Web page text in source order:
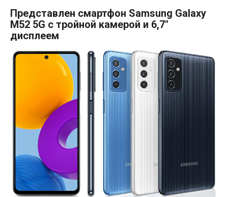
Представлен смартфон Samsung Galaxy
M52 5G с тройной камерой и 6,7″
дисплеем